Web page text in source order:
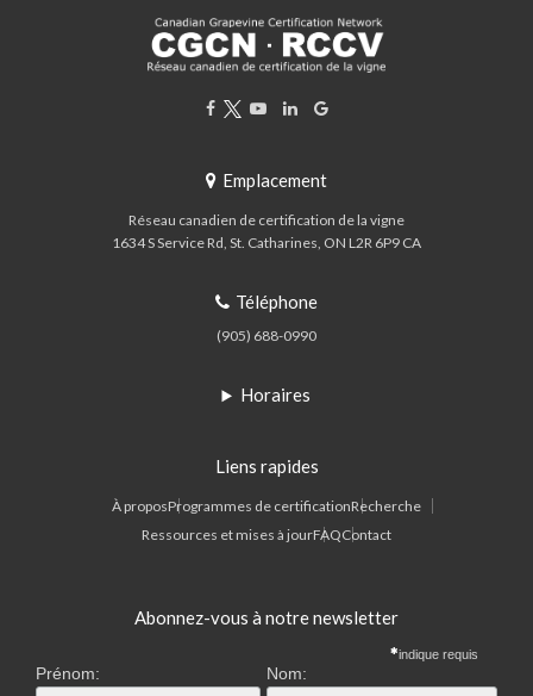
Emplacement
Réseau canadien de certification de la vigne
1634 S Service Rd St. Catharines ON L2R 6P9 CA
Téléphone
(905) 688-0990
Horaires
Liens rapides
À proposProgrammes de certificationRecherche
Ressources et mises à jourFAQContact
Abonnez-vous à notre newsletter
indique requis
Prénom: Nom: